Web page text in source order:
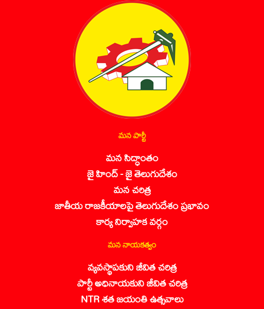
మన పార్టీ
మన సిద్ధాంతం
జై హింద్ - జై తెలుగుదేశం
మన చరిత్ర
జాతీయ రాజకీయాలపై తెలుగుదేశం ప్రభావం
కార్య నిర్వాహక వర్గం
మన నాయకత్వం
వ్యవస్థాపకుని జీవిత చరిత్ర
పార్టీ అధినాయకుని జీవిత చరిత్ర
NTR శత జయంతి ఉత్సవాలు